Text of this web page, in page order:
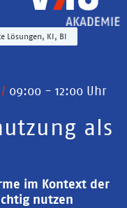
Lösungen, KI, BI
/ 09:00 - 12:00 Uhr
als
im Kontext der
nutzen